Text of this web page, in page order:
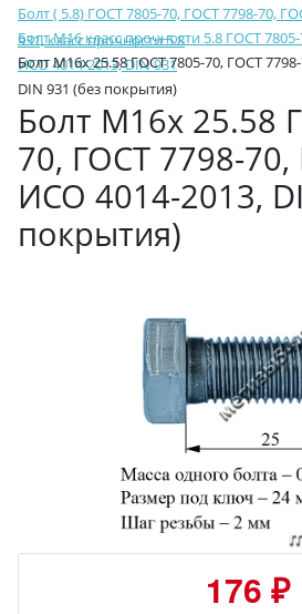
Болт ( 5.8) ГОСТ 7805-70, ГОСТ 7798-70,
931, класс прочности 5.8
Болт М16 класс прочности 5.8 ГОСТ
ИСО 4014-2013, DIN 931
Болт М16х 25.58 ГОСТ 7805-70, ГОСТ
DIN 931 (без покрытия)
Болт М16х 25.58
70, ГОСТ 7798-70,
ИСО 4014-2013,
покрытия)
176 ₽